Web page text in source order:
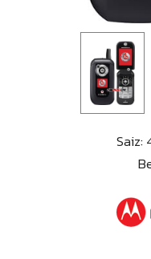
Saiz: